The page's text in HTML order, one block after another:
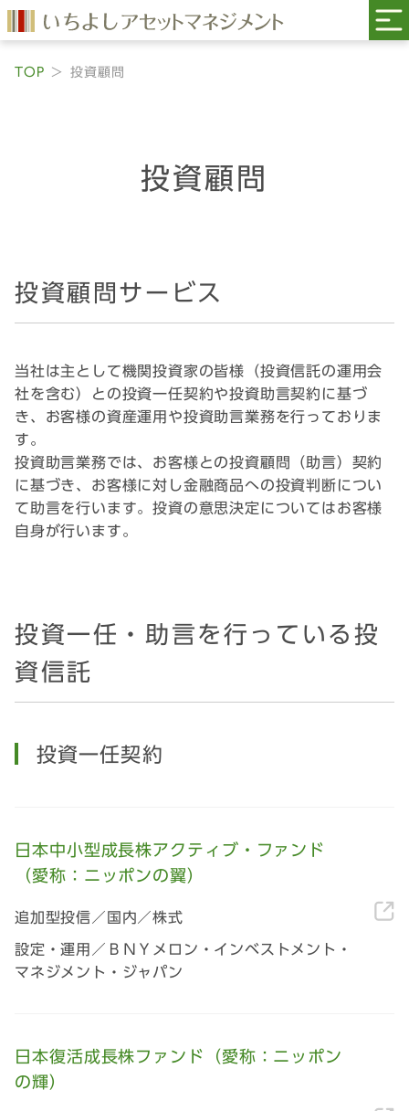
TOP 投資顧問
投資顧問
投資顧問サービス
当社は主として機関投資家の皆様（投資信託の運用会
社を含む）との投資一任契約や投資助言契約に基づ
き、お客様の資産運用や投資助言業務を行っておりま
す。
投資助言業務では、お客様との投資顧問（助言）契約
に基づき、お客様に対し金融商品への投資判断につい
て助言を行います。投資の意思決定についてはお客様
自身が行います。
投資一任・助言を行っている投
資信託
投資一任契約
日本中小型成長株アクティブ・ファンド
（愛称：ニッポンの翼）
追加型投信／国内／株式
設定・運用／ＢＮＹメロン・インベストメント・
マネジメント・ジャパン
日本復活成長株ファンド（愛称：ニッポン
の輝）